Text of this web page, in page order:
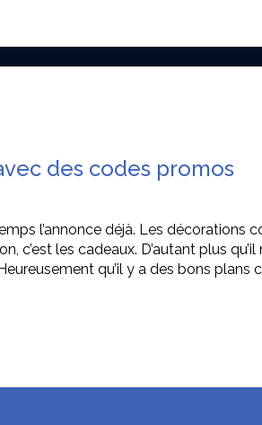
des codes promos
l’annonce déjà. Les décorations
c’est les cadeaux. D’autant plus
qu’il y a des bons plans